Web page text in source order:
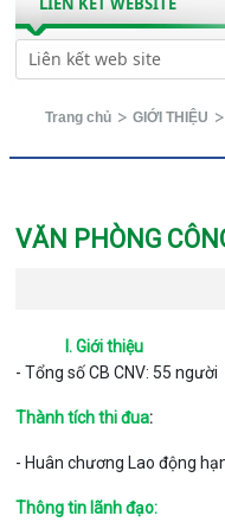
Trang chủ GIỚI THIỆU
VĂN PHÒNG
I. Giới thiệu
- Tổng số CB CNV: 55 người
Thành tích thi đua:
- Huân chương Lao động
Thông tin lãnh đạo: